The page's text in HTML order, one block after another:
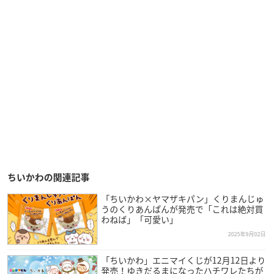
ちいかわの関連記事
「ちいかわ×ヤマザキパン」くりまんじゅ
うのくりあんぱんが発売で「これは絶対買
わねば」「可愛い」
2025年9月02日
「ちいかわ」エニマイくじが12月12日より
発売！ゆきだるまになったハチワレたちが